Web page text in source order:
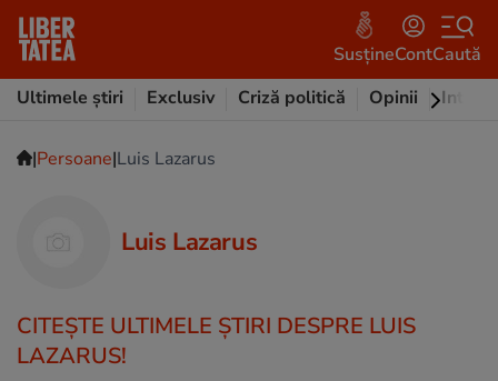
SusțineContCaută
Ultimele știri
Exclusiv Criză politică Opinii
|Persoane|Luis Lazarus
Luis Lazarus
CITEŞTE ULTIMELE ŞTIRI DESPRE LUIS
LAZARUS!